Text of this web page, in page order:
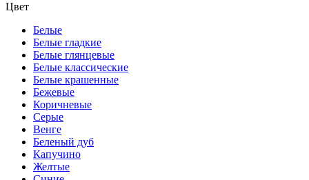
Цвет
Белые
Белые гладкие
Белые глянцевые
Белые классические
Белые крашенные
Бежевые
Коричневые
Серые
Венге
Беленый дуб
Капучино
Желтые